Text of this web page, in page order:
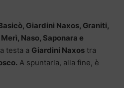
Giardini Naxos, Graniti,
Naso, Saponara e
testa a Giardini Naxos tra
A spuntarla, alla fine, è